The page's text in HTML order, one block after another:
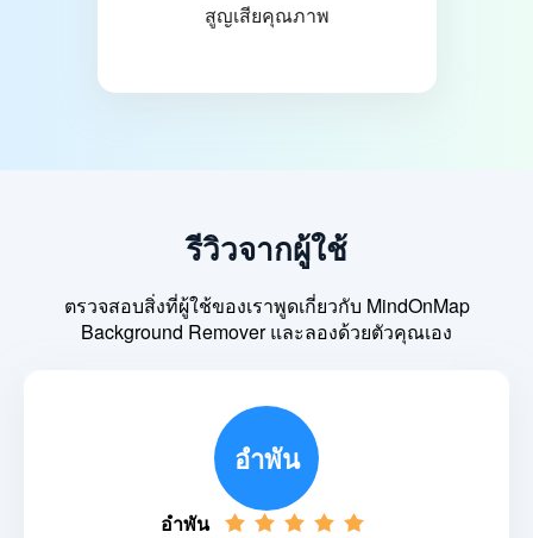
สูญเสียคุณภาพ
รีวิวจากผู้ใช้
ตรวจสอบสิ่งที่ผู้ใช้ของเราพูดเกี่ยวกับ MindOnMap
Background Remover และลองด้วยตัวคุณเอง
อำพัน
อำพัน